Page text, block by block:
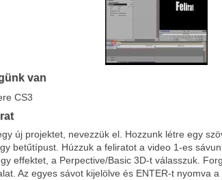
Google
van
CS3
új projektet, nevezzük el. Hozzunk létre egy
betűtípust. Húzzuk a feliratot a video 1-es
effektet, a Perpective/Basic 3D-t válasszuk.
Az egyes sávot kijelölve és ENTER-t nyomva